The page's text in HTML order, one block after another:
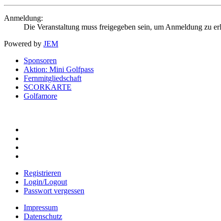
Anmeldung:
Die Veranstaltung muss freigegeben sein, um Anmeldung zu
Powered by JEM
Sponsoren
Aktion: Mini Golfpass
Fernmitgliedschaft
SCORKARTE
Golfamore
Registrieren
Login/Logout
Passwort vergessen
Impressum
Datenschutz